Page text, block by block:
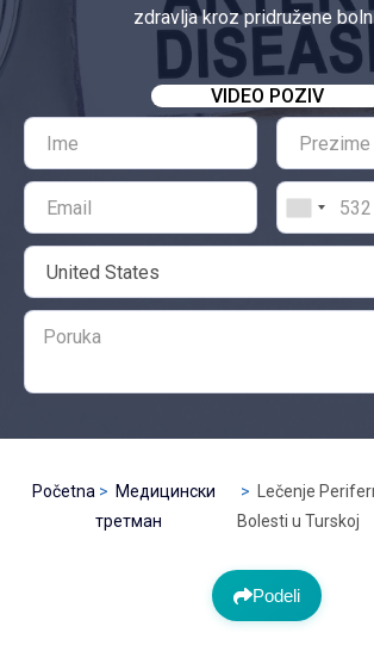
zdravlja kroz pridružene
VIDEO POZIV
Početna
Медицински
третман
Lečenje
Bolesti u Turskoj
Podeli